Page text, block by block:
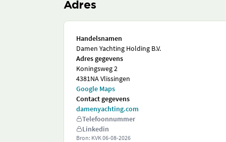
Adres
Handelsnamen
Damen Yachting Holding B.V.
Adres gegevens
Koningsweg 2
4381NA Vlissingen
Google Maps
Contact gegevens
damenyachting.com
Telefoonnummer
Linkedin
Bron: KVK06-08-2026